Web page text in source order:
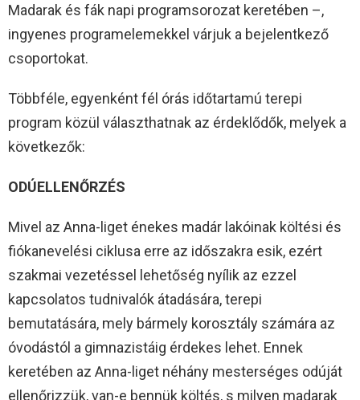
Madarak és fák napi programsorozat keretében –,
ingyenes programelemekkel várjuk a bejelentkező
csoportokat.
Többféle, egyenként fél órás időtartamú terepi
program közül választhatnak az érdeklődők, melyek a
következők:
ODÚELLENŐRZÉS
Mivel az Anna-liget énekes madár lakóinak költési és
fiókanevelési ciklusa erre az időszakra esik, ezért
szakmai vezetéssel lehetőség nyílik az ezzel
kapcsolatos tudnivalók átadására, terepi
bemutatására, mely bármely korosztály számára az
óvodástól a gimnazistáig érdekes lehet. Ennek
keretében az Anna-liget néhány mesterséges odúját
ellenőrizzük, van-e bennük költés, s milyen madarak